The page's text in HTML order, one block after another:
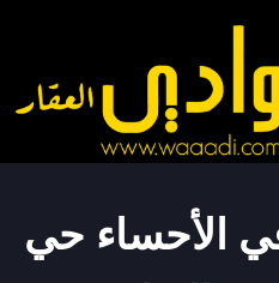
main
content
الأحساء حي